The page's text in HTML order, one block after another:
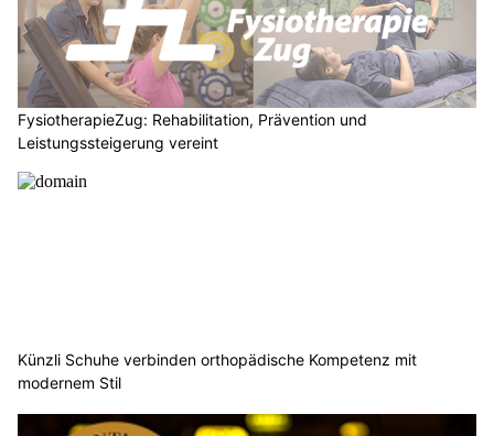
FysiotherapieZug: Rehabilitation, Prävention und
Leistungssteigerung vereint
Künzli Schuhe verbinden orthopädische Kompetenz mit
modernem Stil